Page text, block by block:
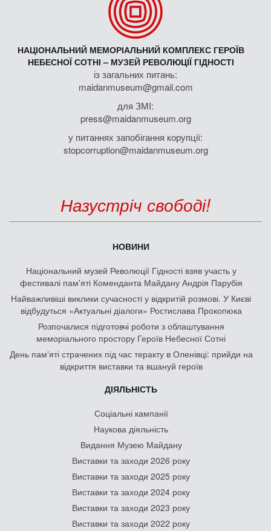
Революція на граніті
"Україна без Кучми"
Помаранчева революція
Революція Гідності
- світ про Євромайдан
- творчість Майдану
КОЛЕКЦІЇ
Майдан: усна історія
Агітація
Творчість
Символіка
Контакти
Ради музею
Партнери
Членство в організаціях
Звітність
Публічні закупівлі
Вакансії
Співпраця
© & CC BY 4.0
Матеріали на цьому сайті захищені законодавством, у тому числі
законами про авторське право.
При передруку на iнтернет-сайтах обов’язкова відкрита для пошуковиків
гiперланка на maidanmuseum.org.
Дизайн сайту - Національний музей Революції Гідності